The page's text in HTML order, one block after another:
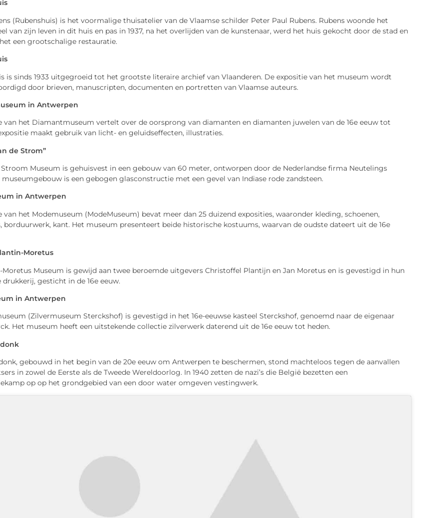
(Rubenshuis) is het voormalige thuisatelier van de Vlaamse schilder Peter Paul Rubens. Rubens woonde het
van zijn leven in dit huis en pas in 1937, na het overlijden van de kunstenaar, werd het huis gekocht door de stad en
een grootschalige restauratie.
is sinds 1933 uitgegroeid tot het grootste literaire archief van Vlaanderen. De expositie van het museum wordt
door brieven, manuscripten, documenten en portretten van Vlaamse auteurs.
in Antwerpen
van het Diamantmuseum vertelt over de oorsprong van diamanten en diamanten juwelen van de 16e eeuw tot
maakt gebruik van licht- en geluidseffecten, illustraties.
de Strom”
Stroom Museum is gehuisvest in een gebouw van 60 meter, ontworpen door de Nederlandse firma Neutelings
museumgebouw is een gebogen glasconstructie met een gevel van Indiase rode zandsteen.
in Antwerpen
van het Modemuseum (ModeMuseum) bevat meer dan 25 duizend exposities, waaronder kleding, schoenen,
borduurwerk, kant. Het museum presenteert beide historische kostuums, waarvan de oudste dateert uit de 16e
Moretus
Moretus Museum is gewijd aan twee beroemde uitgevers Christoffel Plantijn en Jan Moretus en is gevestigd in hun
gesticht in de 16e eeuw.
in Antwerpen
(Zilvermuseum Sterckshof) is gevestigd in het 16e-eeuwse kasteel Sterckshof, genoemd naar de eigenaar
Het museum heeft een uitstekende collectie zilverwerk daterend uit de 16e eeuw tot heden.
gebouwd in het begin van de 20e eeuw om Antwerpen te beschermen, stond machteloos tegen de aanvallen
in zowel de Eerste als de Tweede Wereldoorlog. In 1940 zetten de nazi’s die België bezetten een
op op het grondgebied van een door water omgeven vestingwerk.